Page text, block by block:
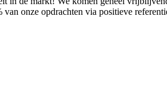
onze opdrachten via positieve